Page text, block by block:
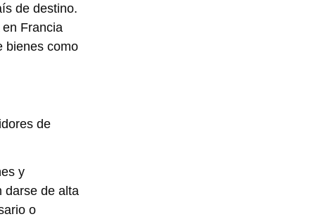
de destino.
Francia
bienes como
de
y
darse de alta
o